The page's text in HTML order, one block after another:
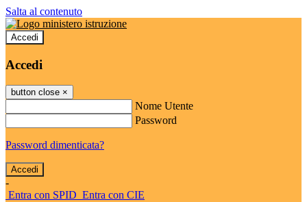
Salta al contenuto
Accedi
Accedi
button close ×
Nome Utente
Password
Password dimenticata?
-
Entra con SPID Entra con CIE